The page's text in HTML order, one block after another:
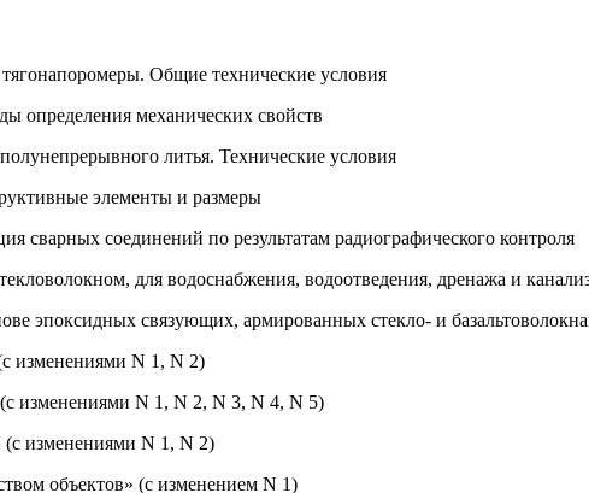
Общие технические условия
механических свойств
литья. Технические условия
элементы и размеры
соединений по результатам радиографического контроля
для водоснабжения, водоотведения, дренажа и
эпоксидных связующих, армированных стекло- и
изменениями N 1, N 2)
изменениями N 1, N 2, N 3, N 4, N 5)
изменениями N 1, N 2)
объектов» (с изменением N 1)